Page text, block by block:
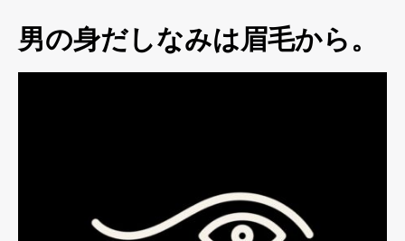
男の身だしなみは眉毛から。